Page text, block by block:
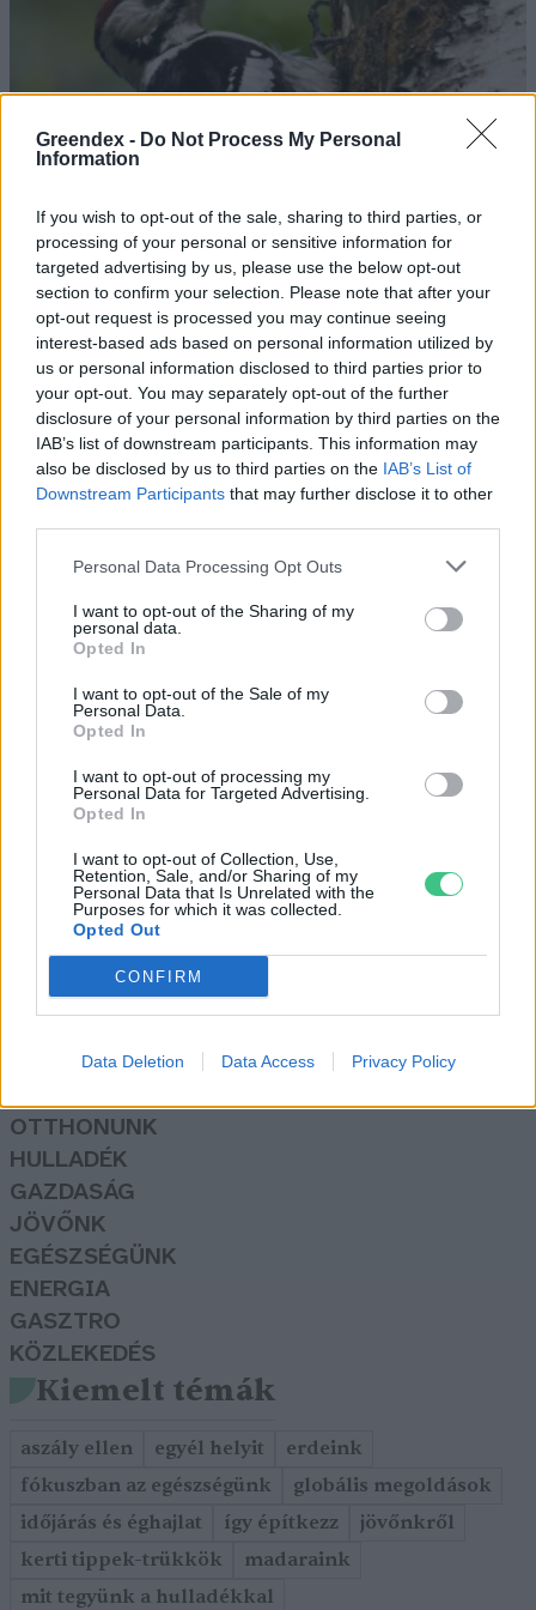
Greendex - Do Not Process My Personal
Information
If you wish to opt-out of the sale, sharing to third parties, or
processing of your personal or sensitive information for
targeted advertising by us, please use the below opt-out
section to confirm your selection. Please note that after your
opt-out request is processed you may continue seeing
interest-based ads based on personal information utilized by
us or personal information disclosed to third parties prior to
your opt-out. You may separately opt-out of the further
disclosure of your personal information by third parties on the
IAB’s list of downstream participants. This information may
also be disclosed by us to third parties on the IAB’s List of
Downstream Participants that may further disclose it to other
Personal Data Processing Opt Outs
I want to opt-out of the Sharing of my
personal data.
Opted In
I want to opt-out of the Sale of my
Personal Data.
Opted In
I want to opt-out of processing my
Personal Data for Targeted Advertising.
Opted In
I want to opt-out of Collection, Use,
Retention, Sale, and/or Sharing of my
Personal Data that Is Unrelated with the
Purposes for which it was collected.
Opted Out
CONFIRM
Data Deletion Data Access Privacy Policy
Megmenthető még hazánk
legritkább harkályfaja?
Greendex Szemle
A piros sapkás famunkás
Börzsey Barbara
Tudtad? A harkály szétverheti a
házad!
Bódi Ábel
Egy harkály százszor többet bír,
Bódi Ábel
OTTHONUNK
HULLADÉK
GAZDASÁG
JÖVŐNK
EGÉSZSÉGÜNK
ENERGIA
GASZTRO
KÖZLEKEDÉS
Kiemelt témák
aszály ellen egyél helyit
erdeink
fókuszban az egészségünk
globális megoldások
időjárás és éghajlat
így építkezz
jövőnkről
kerti tippek-trükkök
madaraink
mit tegyünk a hulladékkal